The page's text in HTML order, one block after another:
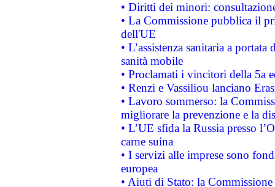
• Diritti dei minori:
• La Commissione pubblica il
dell'UE
• L’assistenza sanitaria a
sanità mobile
• Proclamati i vincitori della 5a
• Renzi e Vassiliou lanciano
• Lavoro sommerso: la
migliorare la prevenzione e la
• L’UE sfida la Russia presso
carne suina
• I servizi alle imprese sono
europea
• Aiuti di Stato: la